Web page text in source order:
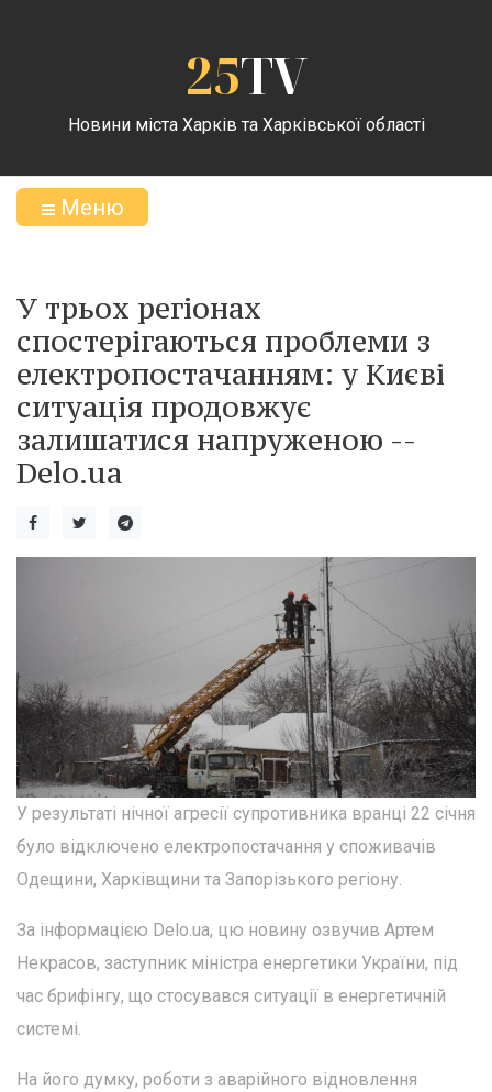
25TV
Новини міста Харків та Харківської області
Меню
У трьох регіонах
спостерігаються проблеми з
електропостачанням: у Києві
ситуація продовжує
залишатися напруженою --
Delo.ua
У результаті нічної агресії супротивника вранці 22 січня
було відключено електропостачання у споживачів
Одещини, Харківщини та Запорізького регіону.
За інформацією Delo.ua, цю новину озвучив Артем
Некрасов, заступник міністра енергетики України, під
час брифінгу, що стосувався ситуації в енергетичній
системі.
На його думку, роботи з аварійного відновлення